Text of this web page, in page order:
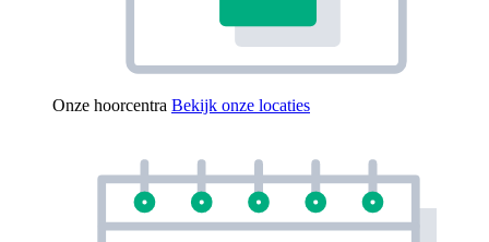
Onze hoorcentra Bekijk onze locaties